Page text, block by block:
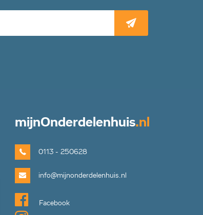
mijnOnderdelenhuis.nl
0113 - 250628
info@mijnonderdelenhuis.nl
Facebook